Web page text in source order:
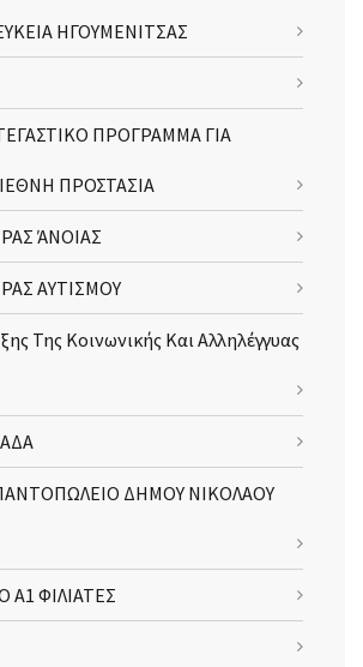
ΗΓΟΥΜΕΝΙΤΣΑΣ
ΠΡΟΓΡΑΜΜΑ ΓΙΑ
ΠΡΟΣΤΑΣΙΑ
ΆΝΟΙΑΣ
ΑΥΤΙΣΜΟΥ
Της Κοινωνικής Και Αλληλέγγυας
ΔΗΜΟΥ ΝΙΚΟΛΑΟΥ
ΦΙΛΙΑΤΕΣ